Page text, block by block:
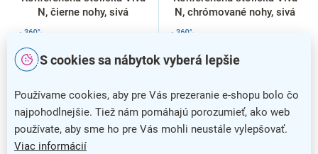
S cookies sa nábytok vyberá lepšie
Používame cookies, aby pre Vás prezeranie e-shopu bolo čo
najpohodlnejšie. Tiež nám pomáhajú porozumieť, ako web
používate, aby sme ho pre Vás mohli neustále vylepšovať.
Viac informácií
N, čierne nohy, sivá
N, chrómované nohy, sivá